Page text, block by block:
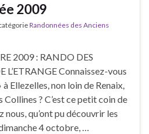
2009
Randonnées des Anciens
2009 : RANDO DES
L’ETRANGE Connaissez-vous
à Ellezelles, non loin de Renaix,
? C’est ce petit coin de
nous, qu’ont pu découvrir les
4 octobre, …